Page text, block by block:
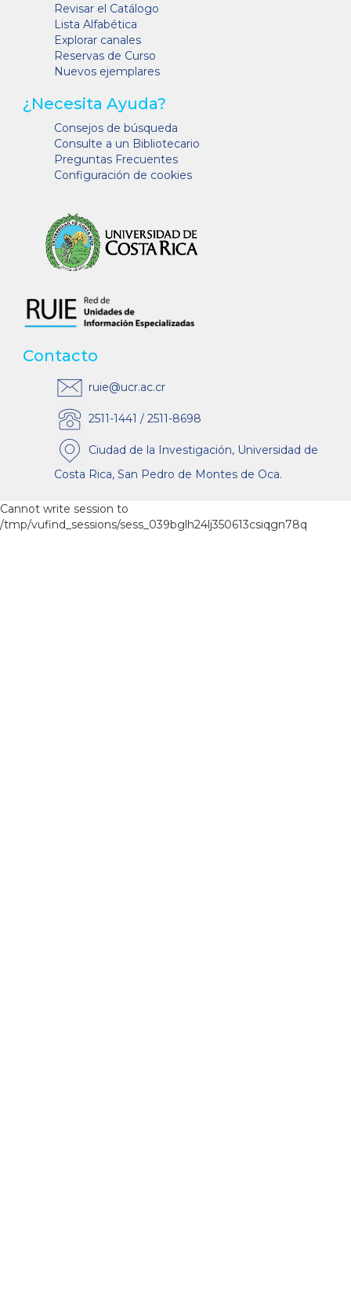
Revisar el Catálogo
Lista Alfabética
Explorar canales
Reservas de Curso
Nuevos ejemplares
¿Necesita Ayuda?
Consejos de búsqueda
Consulte a un Bibliotecario
Preguntas Frecuentes
Configuración de cookies
Contacto
ruie@ucr.ac.cr
2511-1441 / 2511-8698
Ciudad de la Investigación, Universidad de
Costa Rica, San Pedro de Montes de Oca.
Cannot write session to
/tmp/vufind_sessions/sess_039bglh24lj350613csiqgn78q